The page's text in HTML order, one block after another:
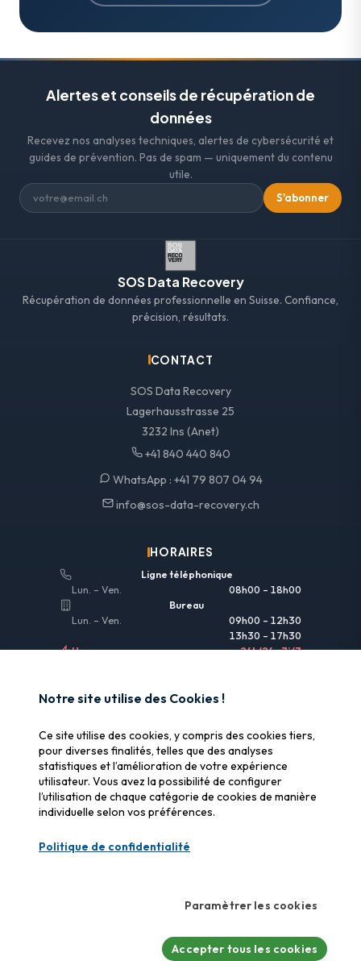
Alertes et conseils de récupération de
données
Recevez nos analyses techniques, alertes de cybersécurité et
guides de prévention. Pas de spam — uniquement du contenu
utile.
S'abonner
SOS Data Recovery
Récupération de données professionnelle en Suisse. Confiance,
précision, résultats.
CONTACT
SOS Data Recovery
Lagerhausstrasse 25
3232 Ins (Anet)
+41 840 440 840
WhatsApp : +41 79 807 04 94
info@sos-data-recovery.ch
HORAIRES
Ligne téléphonique
Lun. – Ven.
08h00 – 18h00
Bureau
Lun. – Ven.
09h00 – 12h30
13h30 – 17h30
Urgences
24h/24 • 7j/7
LIENS UTILES
Assurance & remboursement
Pourquoi SOS Data Recovery
Gérer les cookies
CERTIFICATIONS
Label cybersécurité
Notre site utilise des Cookies !
Ce site utilise des cookies, y compris des cookies tiers,
pour diverses finalités, telles que des analyses
statistiques et l’amélioration de votre expérience
utilisateur. Vous avez la possibilité de configurer
l’utilisation de chaque catégorie de cookies de manière
individuelle selon vos préférences.
Politique de confidentialité
Paramètrer les cookies
Accepter tous les cookies